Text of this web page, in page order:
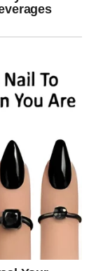
ovog
koji vam
vam se